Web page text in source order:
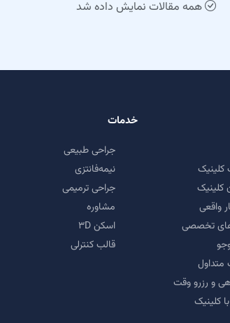
همه مقالات نمایش داده شد
کلینیک
واقعی
تخصصی
متداول
و رزرو وقت
کلینیک
خدمات
جراحی طبیعی
نیمه‌فانتزی
جراحی ترمیمی
مشاوره
اسکن ۳D
قالب کنترلی